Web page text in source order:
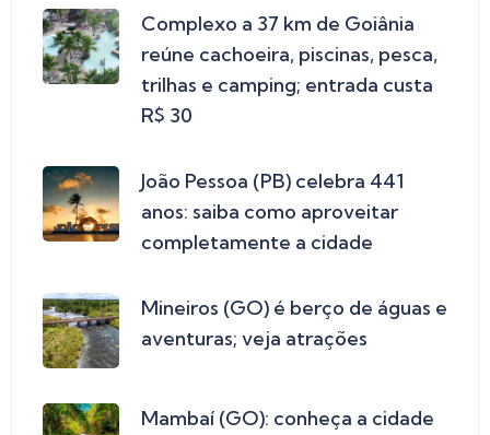
Complexo a 37 km de Goiânia
reúne cachoeira, piscinas, pesca,
trilhas e camping; entrada custa
R$ 30
João Pessoa (PB) celebra 441
anos: saiba como aproveitar
completamente a cidade
Mineiros (GO) é berço de águas e
aventuras; veja atrações
Mambaí (GO): conheça a cidade